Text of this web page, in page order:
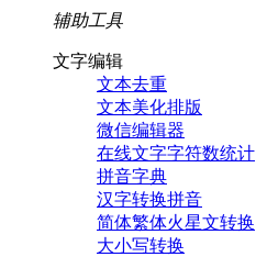
辅助工具
文字编辑
文本去重
文本美化排版
微信编辑器
在线文字字符数统计
拼音字典
汉字转换拼音
简体繁体火星文转换
大小写转换